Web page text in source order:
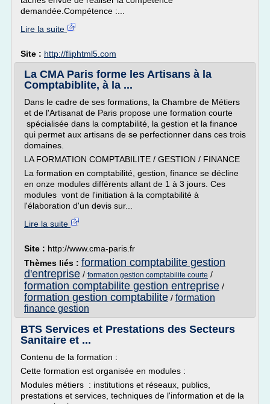
demandée.Compétence :...
Lire la suite
Site : http://fliphtml5.com
La CMA Paris forme les Artisans à la
Comptabiblite, à la ...
Dans le cadre de ses formations, la Chambre de Métiers
et de l'Artisanat de Paris propose une formation courte
spécialisée dans la comptabilité, la gestion et la finance
qui permet aux artisans de se perfectionner dans ces trois
domaines.
LA FORMATION COMPTABILITE / GESTION / FINANCE
La formation en comptabilité, gestion, finance se décline
en onze modules différents allant de 1 à 3 jours. Ces
modules vont de l'initiation à la comptabilité à
l'élaboration d'un devis sur...
Lire la suite
Site : http://www.cma-paris.fr
Thèmes liés : formation comptabilite gestion
d'entreprise / formation gestion comptabilite courte /
formation comptabilite gestion entreprise /
formation gestion comptabilite / formation
finance gestion
BTS Services et Prestations des Secteurs
Sanitaire et ...
Contenu de la formation :
Cette formation est organisée en modules :
Modules métiers : institutions et réseaux, publics,
prestations et services, techniques de l'information et de la